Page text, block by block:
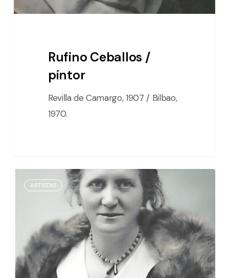
Rufino Ceballos /
pintor
Revilla de Camargo, 1907 / Bilbao,
1970.
escritora,
pedagoga
ARTÍSTAS